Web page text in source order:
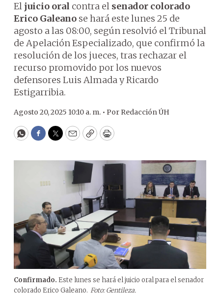
El juicio oral contra el senador colorado
Erico Galeano se hará este lunes 25 de
agosto a las 08:00, según resolvió el Tribunal
de Apelación Especializado, que confirmó la
resolución de los jueces, tras rechazar el
recurso promovido por los nuevos
defensores Luis Almada y Ricardo
Estigarribia.
Agosto 20, 2025 10:10 a. m. • Por Redacción ÚH
WhatsApp
Facebook
Twitter
EmailCopyPrint
Confirmado. Este lunes se hará el juicio oral para el senador
colorado Erico Galeano. Foto: Gentileza.